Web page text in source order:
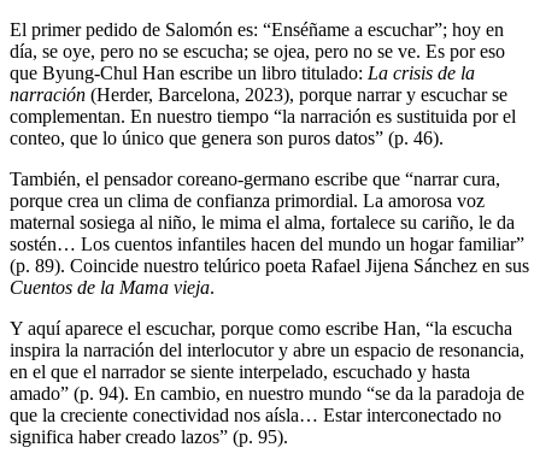
El primer pedido de Salomón es: “Enséñame a escuchar”; hoy en
día, se oye, pero no se escucha; se ojea, pero no se ve. Es por eso
que Byung-Chul Han escribe un libro titulado: La crisis de la
narración (Herder, Barcelona, 2023), porque narrar y escuchar se
complementan. En nuestro tiempo “la narración es sustituida por el
conteo, que lo único que genera son puros datos” (p. 46).
También, el pensador coreano-germano escribe que “narrar cura,
porque crea un clima de confianza primordial. La amorosa voz
maternal sosiega al niño, le mima el alma, fortalece su cariño, le da
sostén… Los cuentos infantiles hacen del mundo un hogar familiar”
(p. 89). Coincide nuestro telúrico poeta Rafael Jijena Sánchez en sus
Cuentos de la Mama vieja.
Y aquí aparece el escuchar, porque como escribe Han, “la escucha
inspira la narración del interlocutor y abre un espacio de resonancia,
en el que el narrador se siente interpelado, escuchado y hasta
amado” (p. 94). En cambio, en nuestro mundo “se da la paradoja de
que la creciente conectividad nos aísla… Estar interconectado no
significa haber creado lazos” (p. 95).